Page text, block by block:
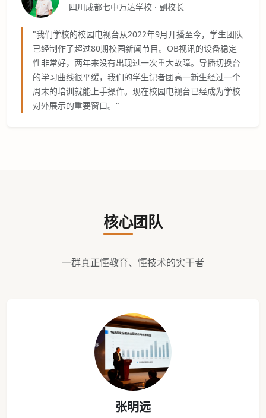
四川成都七中万达学校 · 副校长
"我们学校的校园电视台从2022年9月开播至今，学生团队
已经制作了超过80期校园新闻节目。OB视讯的设备稳定
性非常好，两年来没有出现过一次重大故障。导播切换台
的学习曲线很平缓，我们的学生记者团高一新生经过一个
周末的培训就能上手操作。现在校园电视台已经成为学校
对外展示的重要窗口。"
核心团队
一群真正懂教育、懂技术的实干者
张明远